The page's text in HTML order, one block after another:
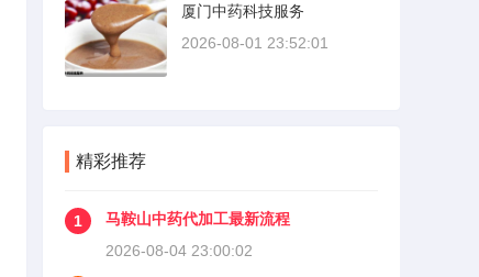
厦门中药科技服务
2026-08-01 23:52:01
精彩推荐
1
马鞍山中药代加工最新流程
2026-08-04 23:00:02